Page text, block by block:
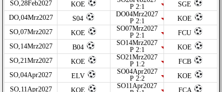
SO,28Feb2027
KOE
P 2:1
SGE
DO,04Mrz2027
S04
DO04Mrz2027
P 2:1
KOE
SO,07Mrz2027
KOE
SO07Mrz2027
P 2:1
FCU
SO,14Mrz2027
B04
SO14Mrz2027
P 2:1
KOE
SO,21Mrz2027
KOE
SO21Mrz2027
P 1:2
FCB
SO,04Apr2027
ELV
SO04Apr2027
P 2:2
KOE
SO,11Apr2027
KOE
SO11Apr2027
FCA